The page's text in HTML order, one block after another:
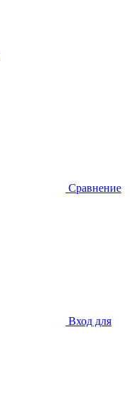
Сравнение
Вход для